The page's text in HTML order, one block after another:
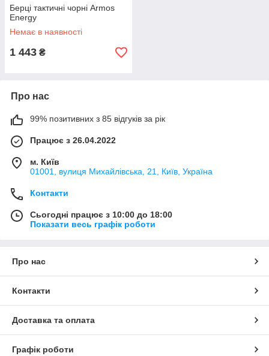
Берці тактичні чорні Armos
Energy
Немає в наявності
1 443 ₴
Про нас
99% позитивних з 85 відгуків за рік
Працює з 26.04.2022
м. Київ
01001, вулиця Михайлівська, 21, Київ, Україна
Контакти
Сьогодні працює з 10:00 до 18:00
Показати весь графік роботи
Про нас
Контакти
Доставка та оплата
Графік роботи